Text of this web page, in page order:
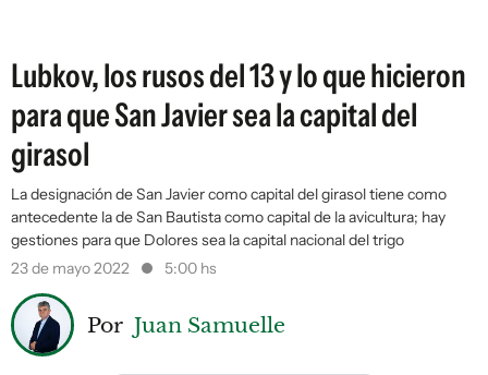
Lubkov, los rusos del 13 y lo que hicieron
para que San Javier sea la capital del
girasol
La designación de San Javier como capital del girasol tiene como
antecedente la de San Bautista como capital de la avicultura; hay
gestiones para que Dolores sea la capital nacional del trigo
23 de mayo 2022
5:00 hs
Por Juan Samuelle